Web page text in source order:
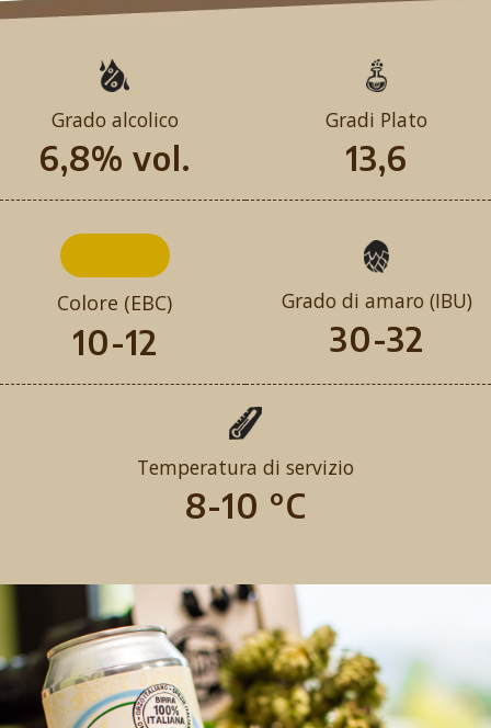
Grado alcolico
6,8% vol.
Gradi Plato
13,6
Colore (EBC)
10-12
Grado di amaro (IBU)
30-32
Temperatura di servizio
8-10 °C